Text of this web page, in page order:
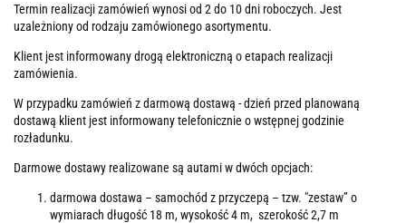
Termin realizacji zamówień wynosi od 2 do 10 dni roboczych. Jest
uzależniony od rodzaju zamówionego asortymentu.
Klient jest informowany drogą elektroniczną o etapach realizacji
zamówienia.
W przypadku zamówień z darmową dostawą - dzień przed planowaną
dostawą klient jest informowany telefonicznie o wstępnej godzinie
rozładunku.
Darmowe dostawy realizowane są autami w dwóch opcjach:
darmowa dostawa – samochód z przyczepą – tzw. "zestaw” o
wymiarach długość 18 m, wysokość 4 m, szerokość 2,7 m